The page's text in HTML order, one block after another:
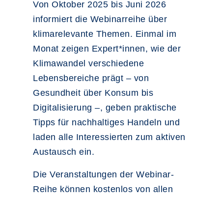
Von Oktober 2025 bis Juni 2026
informiert die Webinarreihe über
klimarelevante Themen. Einmal im
Monat zeigen Expert*innen, wie der
Klimawandel verschiedene
Lebensbereiche prägt – von
Gesundheit über Konsum bis
Digitalisierung –, geben praktische
Tipps für nachhaltiges Handeln und
laden alle Interessierten zum aktiven
Austausch ein.
Die Veranstaltungen der Webinar-
Reihe können kostenlos von allen